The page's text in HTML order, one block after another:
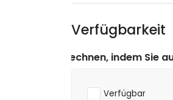
Tennis, Golf (La
Villa)
Verfügbarkeit
Sie auf das gewünschte An-
Verfügbar